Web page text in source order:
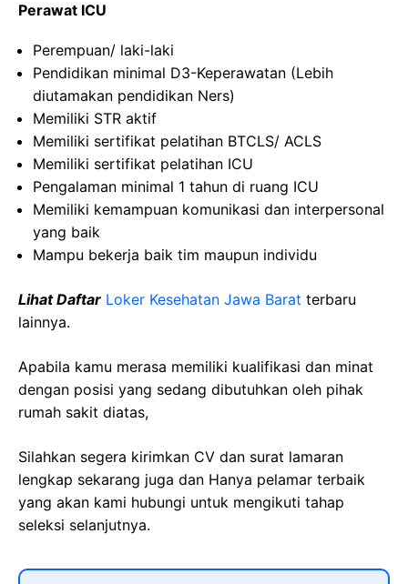
Perawat ICU
Perempuan/ laki-laki
Pendidikan minimal D3-Keperawatan (Lebih
diutamakan pendidikan Ners)
Memiliki STR aktif
Memiliki sertifikat pelatihan BTCLS/ ACLS
Memiliki sertifikat pelatihan ICU
Pengalaman minimal 1 tahun di ruang ICU
Memiliki kemampuan komunikasi dan interpersonal
yang baik
Mampu bekerja baik tim maupun individu
Lihat Daftar Loker Kesehatan Jawa Barat terbaru
lainnya.
Apabila kamu merasa memiliki kualifikasi dan minat
dengan posisi yang sedang dibutuhkan oleh pihak
rumah sakit diatas,
Silahkan segera kirimkan CV dan surat lamaran
lengkap sekarang juga dan Hanya pelamar terbaik
yang akan kami hubungi untuk mengikuti tahap
seleksi selanjutnya.